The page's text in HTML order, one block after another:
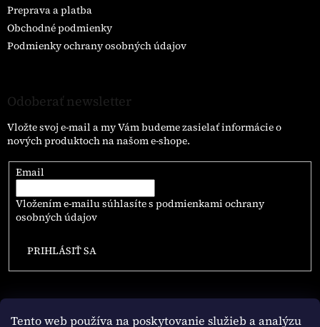
Tento web používa na poskytovanie služieb a analýzu
Preprava a platba
Obchodné podmienky
Podmienky ochrany osobných údajov
Odoberať newsletter
Vložte svoj e-mail a my Vám budeme zasielať informácie o
nových produktoch na našom e-shope.
Email
Vložením e-mailu súhlasíte s podmienkami ochrany
osobných údajov
PRIHLÁSIŤ SA